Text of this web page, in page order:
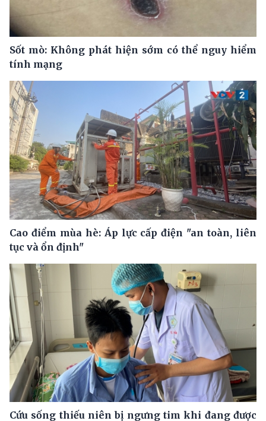
Sốt mò: Không phát hiện sớm có thể nguy hiểm
tính mạng
Cao điểm mùa hè: Áp lực cấp điện "an toàn, liên
tục và ổn định"
Cứu sống thiếu niên bị ngưng tim khi đang được